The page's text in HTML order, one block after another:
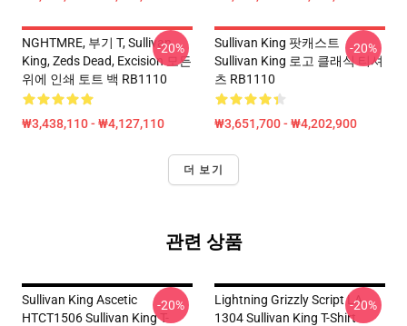
NGHTMRE, 부기 T, Sullivan
King, Zeds Dead, Excision 모든
위에 인쇄 토트 백 RB1110
₩3,438,110 - ₩4,127,110
-20%
Sullivan King 팟캐스트
Sullivan King 로고 클래식 티셔
츠 RB1110
₩3,651,700 - ₩4,202,900
-20%
더 보기
관련 상품
Sullivan King Ascetic
HTCT1506 Sullivan King T-
-20%
Lightning Grizzly Script LA
1304 Sullivan King T-Shirt
-20%